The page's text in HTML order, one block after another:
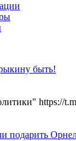
быть!
https://
подарить